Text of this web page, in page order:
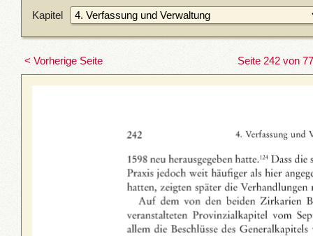
Kapitel
< Vorherige Seite Seite 242 von